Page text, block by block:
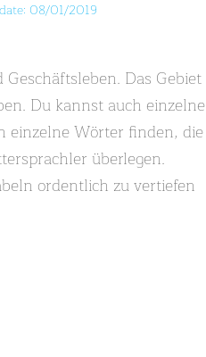
08/01/2019
Das Gebiet
Du kannst auch einzelne
einzelne Wörter finden, die
überlegen.
ordentlich zu vertiefen